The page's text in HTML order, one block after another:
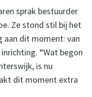
sprak bestuurder
Ze stond stil bij het
aan dit moment: van
“Wat begon
is nu
dit moment extra